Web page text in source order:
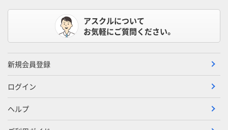
アスクルについて
お気軽にご質問ください。
新規会員登録
ログイン
ヘルプ